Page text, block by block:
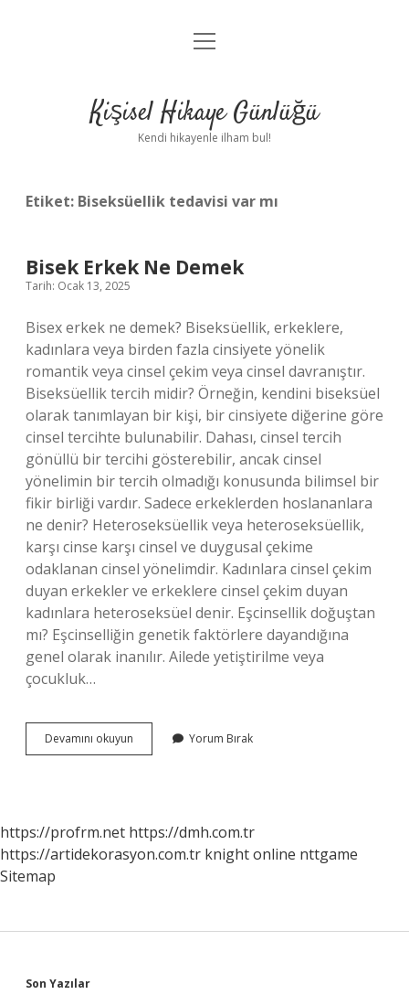
Anasayfa
Yasal Uyarı
menüyü
Kişisel Hikaye Günlüğü
Kendi hikayenle ilham bul!
Etiket: Biseksüellik tedavisi var mı
Bisek Erkek Ne Demek
Tarih: Ocak 13, 2025
Bisex erkek ne demek? Biseksüellik, erkeklere,
kadınlara veya birden fazla cinsiyete yönelik
romantik veya cinsel çekim veya cinsel davranıştır.
Biseksüellik tercih midir? Örneğin, kendini biseksüel
olarak tanımlayan bir kişi, bir cinsiyete diğerine göre
cinsel tercihte bulunabilir. Dahası, cinsel tercih
gönüllü bir tercihi gösterebilir, ancak cinsel
yönelimin bir tercih olmadığı konusunda bilimsel bir
fikir birliği vardır. Sadece erkeklerden hoslananlara
ne denir? Heteroseksüellik veya heteroseksüellik,
karşı cinse karşı cinsel ve duygusal çekime
odaklanan cinsel yönelimdir. Kadınlara cinsel çekim
duyan erkekler ve erkeklere cinsel çekim duyan
kadınlara heteroseksüel denir. Eşcinsellik doğuştan
mı? Eşcinselliğin genetik faktörlere dayandığına
genel olarak inanılır. Ailede yetiştirilme veya
çocukluk…
Devamını okuyun
Erkek
Yorum Bırak
https://profrm.net https://dmh.com.tr
https://artidekorasyon.com.tr knight online nttgame
Sitemap
Son Yazılar